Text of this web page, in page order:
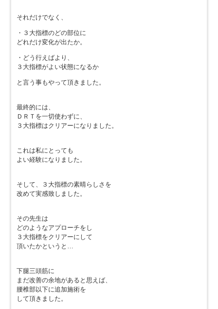
それだけでなく、
・３大指標のどの部位に
どれだけ変化が出たか。
・どう行えばより、
３大指標がよい状態になるか
と言う事もやって頂きました。
最終的には、
ＤＲＴを一切使わずに、
３大指標はクリアーになりました。
これは私にとっても
よい経験になりました。
そして、３大指標の素晴らしさを
改めて実感致しました。
その先生は
どのようなアプローチをし
３大指標をクリアーにして
頂いたかというと…
下腿三頭筋に
まだ改善の余地があると思えば、
腰椎部以下に追加施術を
して頂きました。